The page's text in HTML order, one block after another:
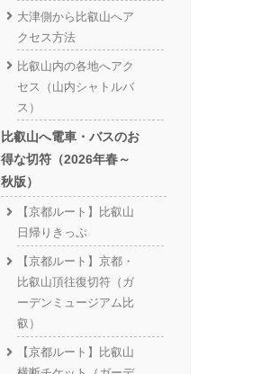
大津側から比叡山へア
クセス方法
比叡山内の各地へアク
セス（山内シャトルバ
ス）
比叡山へ電車・バスのお
得な切符（2026年春～
秋版）
【京都ルート】比叡山
日帰りきっぷ
【京都ルート】京都・
比叡山頂往復切符（ガ
ーデンミュージアム比
叡）
【京都ルート】比叡山